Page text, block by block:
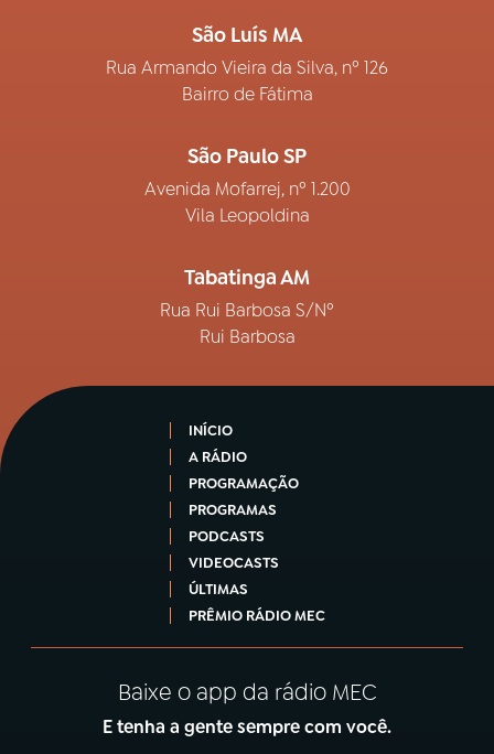
São Luís MA
Rua Armando Vieira da Silva, nº 126
Bairro de Fátima
São Paulo SP
Avenida Mofarrej, nº 1.200
Vila Leopoldina
Tabatinga AM
Rua Rui Barbosa S/Nº
Rui Barbosa
INÍCIO
A RÁDIO
PROGRAMAÇÃO
PROGRAMAS
PODCASTS
VIDEOCASTS
ÚLTIMAS
PRÊMIO RÁDIO MEC
Baixe o app da rádio MEC
E tenha a gente sempre com você.